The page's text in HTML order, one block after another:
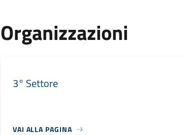
Organizzazioni
3° Settore
VAI ALLA PAGINA